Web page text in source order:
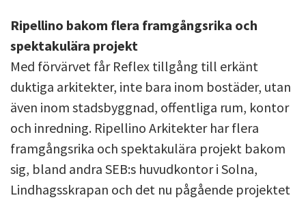
Ripellino bakom flera framgångsrika och
spektakulära projekt
Med förvärvet får Reflex tillgång till erkänt
duktiga arkitekter, inte bara inom bostäder, utan
även inom stadsbyggnad, offentliga rum, kontor
och inredning. Ripellino Arkitekter har flera
framgångsrika och spektakulära projekt bakom
sig, bland andra SEB:s huvudkontor i Solna,
Lindhagsskrapan och det nu pågående projektet